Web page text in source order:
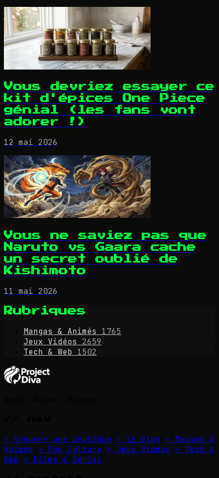
Vous devriez essayer ce
kit d'épices One Piece
génial (les fans vont
adorer !)
12 mai 2026
Vous ne saviez pas que
Naruto vs Gaara cache
un secret oublié de
Kishimoto
11 mai 2026
Rubriques
Mangas & Animés
1765
Jeux Vidéos
2659
Tech & Web 1502
> trouver une boutique > le blog > Mangas &
Animés
> Pop Culture > Jeux Vidéos
> Tech &
Web > Films & Séries